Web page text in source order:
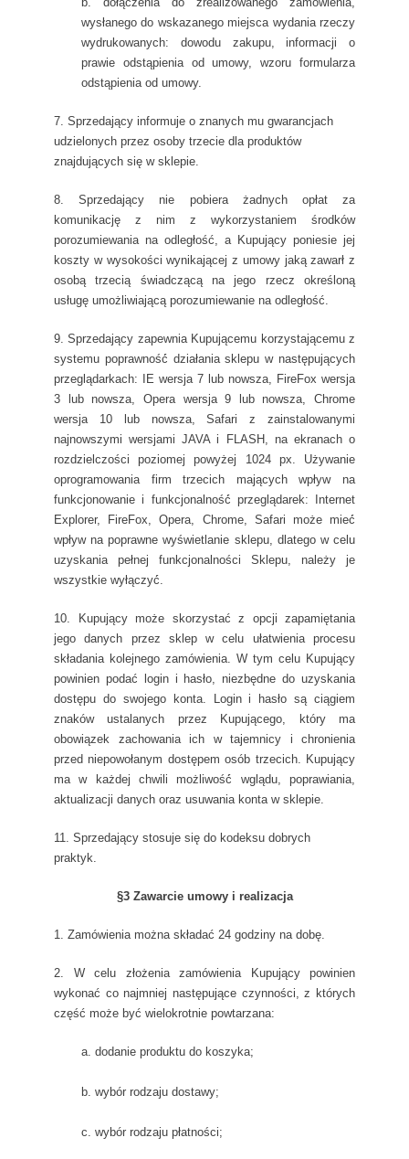
wysłanego do wskazanego miejsca wydania rzeczy
wydrukowanych: dowodu zakupu, informacji o
prawie odstąpienia od umowy, wzoru formularza
odstąpienia od umowy.
7. Sprzedający informuje o znanych mu gwarancjach
udzielonych przez osoby trzecie dla produktów
znajdujących się w sklepie.
8. Sprzedający nie pobiera żadnych opłat za
komunikację z nim z wykorzystaniem środków
porozumiewania na odległość, a Kupujący poniesie jej
koszty w wysokości wynikającej z umowy jaką zawarł z
osobą trzecią świadczącą na jego rzecz określoną
usługę umożliwiającą porozumiewanie na odległość.
9. Sprzedający zapewnia Kupującemu korzystającemu z
systemu poprawność́ działania sklepu w następujących
przeglądarkach: IE wersja 7 lub nowsza, FireFox wersja
3 lub nowsza, Opera wersja 9 lub nowsza, Chrome
wersja 10 lub nowsza, Safari z zainstalowanymi
najnowszymi wersjami JAVA i FLASH, na ekranach o
rozdzielczości poziomej powyżej 1024 px. Używanie
oprogramowania firm trzecich mających wpływ na
funkcjonowanie i funkcjonalność́ przeglądarek: Internet
Explorer, FireFox, Opera, Chrome, Safari może mieć́
wpływ na poprawne wyświetlanie sklepu, dlatego w celu
uzyskania pełnej funkcjonalności Sklepu, należy je
wszystkie wyłączyć́.
10. Kupujący może skorzystać z opcji zapamiętania
jego danych przez sklep w celu ułatwienia procesu
składania kolejnego zamówienia. W tym celu Kupujący
powinien podać login i hasło, niezbędne do uzyskania
dostępu do swojego konta. Login i hasło są ciągiem
znaków ustalanych przez Kupującego, który ma
obowiązek zachowania ich w tajemnicy i chronienia
przed niepowołanym dostępem osób trzecich. Kupujący
ma w każdej chwili możliwość́ wglądu, poprawiania,
aktualizacji danych oraz usuwania konta w sklepie.
11. Sprzedający stosuje się do kodeksu dobrych
praktyk.
§3 Zawarcie umowy i realizacja
1. Zamówienia można składać 24 godziny na dobę.
2. W celu złożenia zamówienia Kupujący powinien
wykonać co najmniej następujące czynności, z których
część może być wielokrotnie powtarzana:
a. dodanie produktu do koszyka;
b. wybór rodzaju dostawy;
c. wybór rodzaju płatności;